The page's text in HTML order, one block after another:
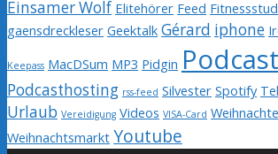
Einsamer Wolf Elitehörer Feed
gaensdreckleser Geektalk Gérard iphone
Keepass MacDSum MP3 Pidgin Podcast
Podcasthosting rss-feed Silvester Spotify
Urlaub Vereidigung Videos VISA-Card
Weihnachtsmarkt Youtube